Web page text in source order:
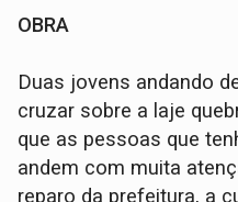
OBRA
Duas jovens andando
cruzar sobre a laje
que as pessoas que
andem com muita
reparo da prefeitura, a